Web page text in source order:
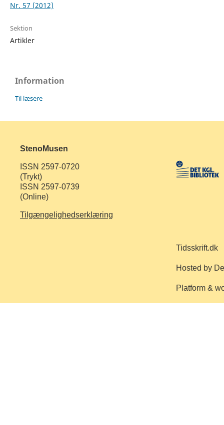
Nr. 57 (2012)
Sektion
Artikler
Information
Til læsere
StenoMusen
ISSN 2597-0720
(Trykt)
ISSN 2597-0739
(Online)
Tilgængelighedserklæring